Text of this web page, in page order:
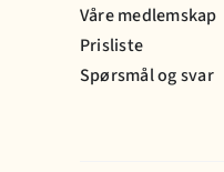
Våre medlemskap
Prisliste
Spørsmål og svar